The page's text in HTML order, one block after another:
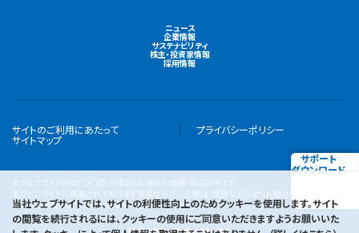
サポート
ダウンロード
水処理関連機器
集水関連機器
日本下水道事業団殿仕様
電子ハンドブック
よくあるご質問
ニュース
企業情報
サステナビリティ
株主・投資家情報
採用情報
サイトのご利用にあたって プライバシーポリシー
サイトマップ
本ウェブサイト内の「○○型」の表記は、当社の機種/型式記号です。
本ウェブサイトに掲載されております写真ならびに仕様は、改良などによりお届けいたします製品
と異なる場合がありますので、あらかじめご了承ください。
当社ウェブサイトでは、サイトの利便性向上のためクッキーを使用します。サイト
の閲覧を続行されるには、クッキーの使用にご同意いただきますようお願いいた